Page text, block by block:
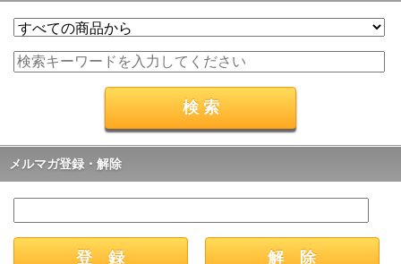
メルマガ登録・解除